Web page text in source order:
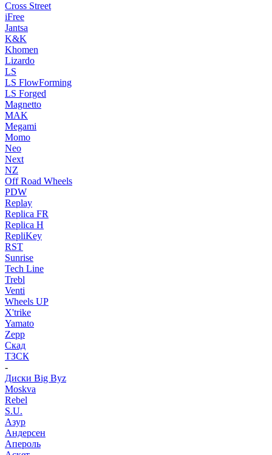
Cross Street
iFree
Jantsa
K&K
Khomen
Lizardo
LS
LS FlowForming
LS Forged
Magnetto
MAK
Megami
Momo
Neo
Next
NZ
Off Road Wheels
PDW
Replay
Replica FR
Replica H
RepliKey
RST
Sunrise
Tech Line
Trebl
Venti
Wheels UP
X'trike
Yamato
Zepp
Скад
ТЗСК
-
Диски Big Byz
Moskva
Rebel
S.U.
Азур
Андерсен
Апероль